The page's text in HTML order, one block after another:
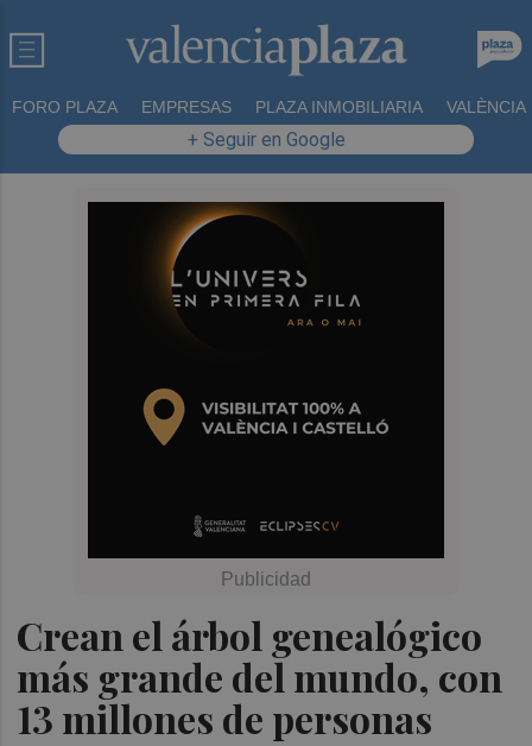
FORO PLAZA EMPRESAS PLAZA INMOBILIARIA VALÈNCIA
+ Seguir en Google
Crean el árbol genealógico
más grande del mundo, con
13 millones de personas